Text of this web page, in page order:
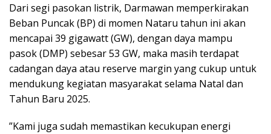
Dari segi pasokan listrik, Darmawan memperkirakan
Beban Puncak (BP) di momen Nataru tahun ini akan
mencapai 39 gigawatt (GW), dengan daya mampu
pasok (DMP) sebesar 53 GW, maka masih terdapat
cadangan daya atau reserve margin yang cukup untuk
mendukung kegiatan masyarakat selama Natal dan
Tahun Baru 2025.
”Kami juga sudah memastikan kecukupan energi